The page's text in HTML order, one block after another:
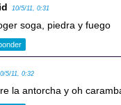
10/5/11, 0:31
soga, piedra y fuego
5/11, 0:32
la antorcha y oh